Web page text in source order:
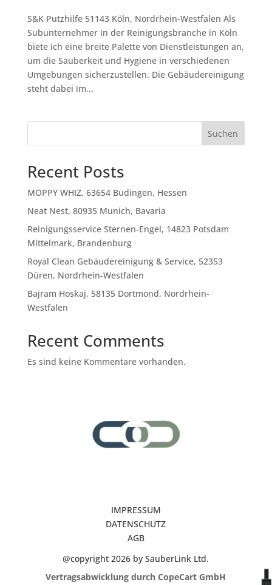
S&K Putzhilfe 51143 Köln, Nordrhein-Westfalen Als
Subunternehmer in der Reinigungsbranche in Köln
biete ich eine breite Palette von Dienstleistungen an,
um die Sauberkeit und Hygiene in verschiedenen
Umgebungen sicherzustellen. Die Gebäudereinigung
steht dabei im...
Suchen
Recent Posts
MOPPY WHIZ, 63654 Budingen, Hessen
Neat Nest, 80935 Munich, Bavaria
Reinigungsservice Sternen-Engel, 14823 Potsdam
Mittelmark, Brandenburg
Royal Clean Gebäudereinigung & Service, 52353
Düren, Nordrhein-Westfalen
Bajram Hoskaj, 58135 Dortmond, Nordrhein-
Westfalen
Recent Comments
Es sind keine Kommentare vorhanden.
IMPRESSUM
DATENSCHUTZ
AGB
@copyright 2026 by SauberLink Ltd.
Vertragsabwicklung durch CopeCart GmbH